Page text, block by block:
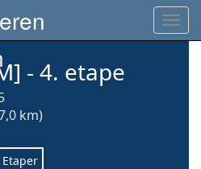
miniguide
- 4. etape
km)
Etaper